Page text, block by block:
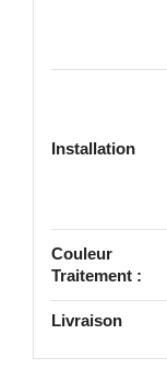
Installation
Couleur
Traitement :
Livraison